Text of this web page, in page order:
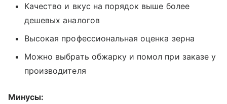
Качество и вкус на порядок выше более
дешевых аналогов
Высокая профессиональная оценка зерна
Можно выбрать обжарку и помол при заказе у
производителя
Минусы: